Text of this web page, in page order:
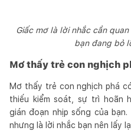
Giấc mơ là lời nhắc cần
bạn đang bỏ
Mơ thấy trẻ con nghịch
Mơ thấy trẻ con nghịch phá
thiếu kiểm soát, sự trì hoãn
gián đoạn nhịp sống của
nhưng là lời nhắc bạn nên lấy